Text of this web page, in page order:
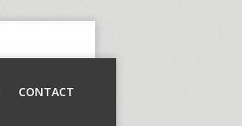
CONTACT